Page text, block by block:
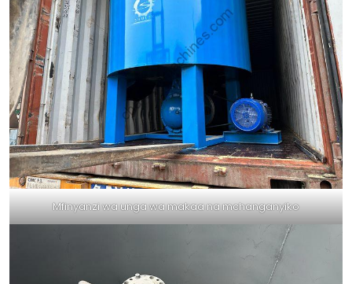
Mfinyanzi wa unga wa makaa na mchanganyiko